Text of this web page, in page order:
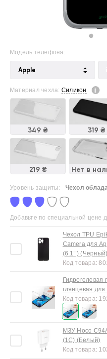
Модель телефона:
Apple
Материал чехла: Силикон
349 ₴ 319 ₴
219 ₴ Нет в
Уровень защиты: Чехол
Добавьте по специальной цене
Чехол TPU
Camera для
(6.1’’) (Черный)
Код товара:
Гидрогелевая
глянцевая
Код товара:
МЗУ Hoco
(1C) (Белый)
Код товара: